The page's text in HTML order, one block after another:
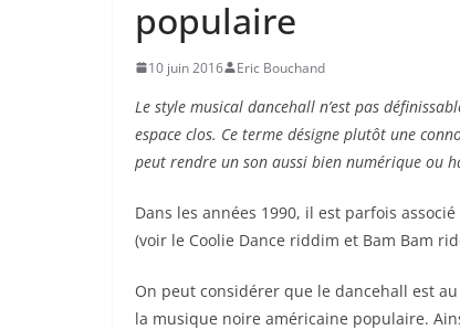
populaire
10 juin 2016 Eric Bouchand
Le style musical dancehall n’est pas
espace clos. Ce terme désigne plutôt une
peut rendre un son aussi bien numérique ou
Dans les années 1990, il est parfois
(voir le Coolie Dance riddim et Bam Bam
On peut considérer que le dancehall est
la musique noire américaine populaire.